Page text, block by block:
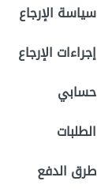
سياسة الإرجاع
إجراءات الإرجاع
حسابي
الطلبات
طرق الدفع